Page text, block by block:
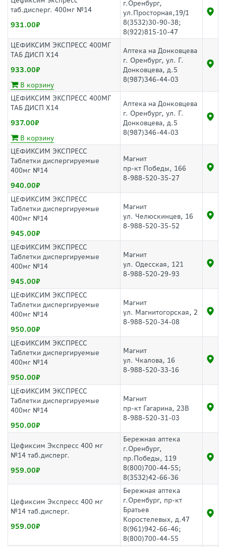
таб.дисперг. 400мг №14
931.00
г.Оренбург,
ул.Просторная,19/1
8(3532)30-90-38;
8(922)815-10-47
ЦЕФИКСИМ ЭКСПРЕСС 400МГ
ТАБ ДИСП Х14
933.00
В корзину
Аптека на Донковцева
г. Оренбург, ул. Г.
Донковцева, д.5
8(987)346-44-03
ЦЕФИКСИМ ЭКСПРЕСС 400МГ
ТАБ ДИСП Х14
937.00
В корзину
Аптека на Донковцева
г. Оренбург, ул. Г.
Донковцева, д.5
8(987)346-44-03
ЦЕФИКСИМ ЭКСПРЕСС
Таблетки диспергируемые
400мг №14
940.00
Магнит
пр-кт Победы, 166
8-988-520-35-27
ЦЕФИКСИМ ЭКСПРЕСС
Таблетки диспергируемые
400мг №14
945.00
Магнит
ул. Челюскинцев, 16
8-988-520-35-52
ЦЕФИКСИМ ЭКСПРЕСС
Таблетки диспергируемые
400мг №14
945.00
Магнит
ул. Одесская, 121
8-988-520-29-93
ЦЕФИКСИМ ЭКСПРЕСС
Таблетки диспергируемые
400мг №14
950.00
Магнит
ул. Магнитогорская, 2
8-988-520-34-08
ЦЕФИКСИМ ЭКСПРЕСС
Таблетки диспергируемые
400мг №14
950.00
Магнит
ул. Чкалова, 16
8-988-520-33-16
ЦЕФИКСИМ ЭКСПРЕСС
Таблетки диспергируемые
400мг №14
950.00
Магнит
пр-кт Гагарина, 23В
8-988-520-31-03
Цефиксим Экспресс 400 мг
№14 таб.дисперг.
959.00
Бережная аптека
г.Оренбург,
пр.Победы, 119
8(800)700-44-55;
8(3532)42-66-36
Цефиксим Экспресс 400 мг
№14 таб.дисперг.
959.00
Бережная аптека
г.Оренбург, пр-кт
Братьев
Коростелевых, д.47
8(961)942-66-46;
8(800)700-44-55